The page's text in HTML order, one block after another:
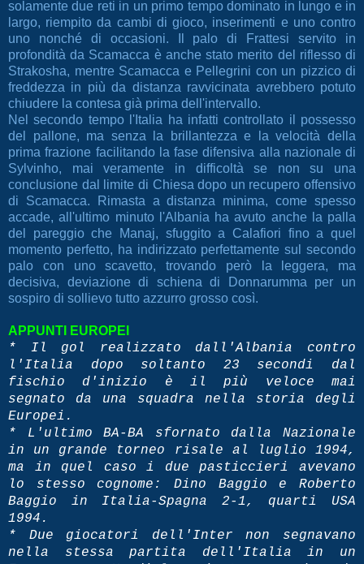
solamente due reti in un primo tempo dominato in lungo e in
largo, riempito da cambi di gioco, inserimenti e uno contro
uno nonché di occasioni. Il palo di Frattesi servito in
profondità da Scamacca è anche stato merito del riflesso di
Strakosha, mentre Scamacca e Pellegrini con un pizzico di
freddezza in più da distanza ravvicinata avrebbero potuto
chiudere la contesa già prima dell'intervallo.
Nel secondo tempo l'Italia ha infatti controllato il possesso
del pallone, ma senza la brillantezza e la velocità della
prima frazione facilitando la fase difensiva alla nazionale di
Sylvinho, mai veramente in difficoltà se non su una
conclusione dal limite di Chiesa dopo un recupero offensivo
di Scamacca. Rimasta a distanza minima, come spesso
accade, all'ultimo minuto l'Albania ha avuto anche la palla
del pareggio che Manaj, sfuggito a Calafiori fino a quel
momento perfetto, ha indirizzato perfettamente sul secondo
palo con uno scavetto, trovando però la leggera, ma
decisiva, deviazione di schiena di Donnarumma per un
sospiro di sollievo tutto azzurro grosso così.
APPUNTI EUROPEI
* Il gol realizzato dall'Albania contro
l'Italia dopo soltanto 23 secondi dal
fischio d'inizio è il più veloce mai
segnato da una squadra nella storia degli
Europei.
* L'ultimo BA-BA sfornato dalla Nazionale
in un grande torneo risale al luglio 1994,
ma in quel caso i due pasticcieri avevano
lo stesso cognome: Dino Baggio e Roberto
Baggio in Italia-Spagna 2-1, quarti USA
1994.
* Due giocatori dell'Inter non segnavano
nella stessa partita dell'Italia in un